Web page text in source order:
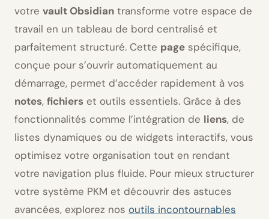
votre vault Obsidian transforme votre espace de
travail en un tableau de bord centralisé et
parfaitement structuré. Cette page spécifique,
conçue pour s’ouvrir automatiquement au
démarrage, permet d’accéder rapidement à vos
notes, fichiers et outils essentiels. Grâce à des
fonctionnalités comme l’intégration de liens, de
listes dynamiques ou de widgets interactifs, vous
optimisez votre organisation tout en rendant
votre navigation plus fluide. Pour mieux structurer
votre système PKM et découvrir des astuces
avancées, explorez nos outils incontournables